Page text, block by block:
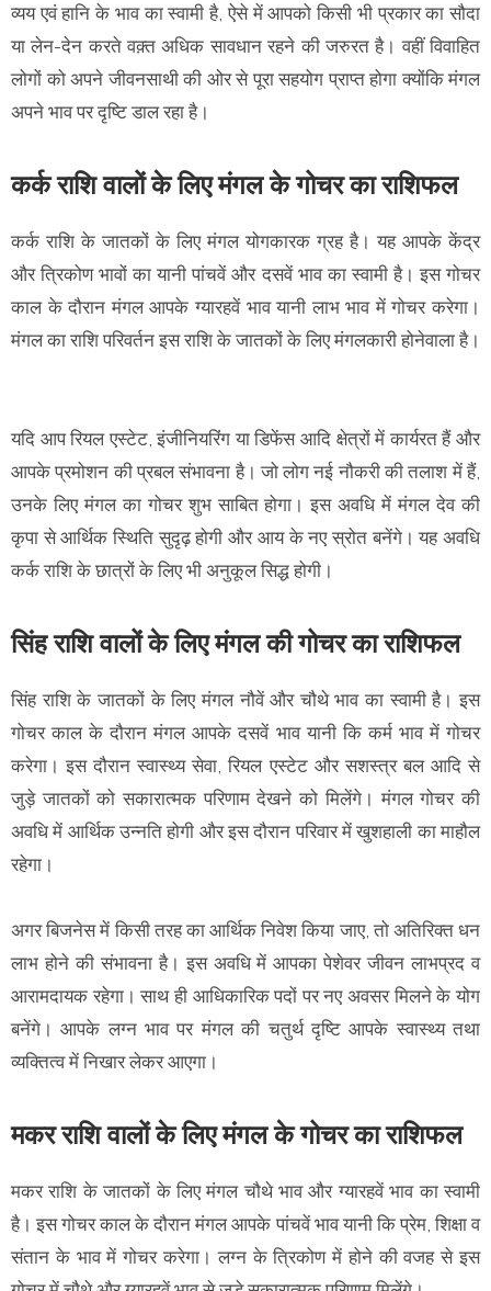
व्यय एवं हानि के भाव का स्वामी है, ऐसे में आपको किसी भी प्रकार का सौदा
या लेन-देन करते वक़्त अधिक सावधान रहने की जरुरत है। वहीं विवाहित
लोगों को अपने जीवनसाथी की ओर से पूरा सहयोग प्राप्त होगा क्योंकि मंगल
अपने भाव पर दृष्टि डाल रहा है।
कर्क राशि वालों के लिए मंगल के गोचर का राशिफल
कर्क राशि के जातकों के लिए मंगल योगकारक ग्रह है। यह आपके केंद्र
और त्रिकोण भावों का यानी पांचवें और दसवें भाव का स्वामी है। इस गोचर
काल के दौरान मंगल आपके ग्यारहवें भाव यानी लाभ भाव में गोचर करेगा।
मंगल का राशि परिवर्तन इस राशि के जातकों के लिए मंगलकारी होनेवाला है।
यदि आप रियल एस्टेट, इंजीनियरिंग या डिफेंस आदि क्षेत्रों में कार्यरत हैं और
आपके प्रमोशन की प्रबल संभावना है। जो लोग नई नौकरी की तलाश में हैं,
उनके लिए मंगल का गोचर शुभ साबित होगा। इस अवधि में मंगल देव की
कृपा से आर्थिक स्थिति सुदृढ़ होगी और आय के नए स्रोत बनेंगे। यह अवधि
कर्क राशि के छात्रों के लिए भी अनुकूल सिद्ध होगी।
सिंह राशि वालों के लिए मंगल की गोचर का राशिफल
सिंह राशि के जातकों के लिए मंगल नौवें और चौथे भाव का स्वामी है। इस
गोचर काल के दौरान मंगल आपके दसवें भाव यानी कि कर्म भाव में गोचर
करेगा। इस दौरान स्वास्थ्य सेवा, रियल एस्टेट और सशस्त्र बल आदि से
जुड़े जातकों को सकारात्मक परिणाम देखने को मिलेंगे। मंगल गोचर की
अवधि में आर्थिक उन्नति होगी और इस दौरान परिवार में खुशहाली का माहौल
रहेगा।
अगर बिजनेस में किसी तरह का आर्थिक निवेश किया जाए, तो अतिरिक्त धन
लाभ होने की संभावना है। इस अवधि में आपका पेशेवर जीवन लाभप्रद व
आरामदायक रहेगा। साथ ही आधिकारिक पदों पर नए अवसर मिलने के योग
बनेंगे। आपके लग्न भाव पर मंगल की चतुर्थ दृष्टि आपके स्वास्थ्य तथा
व्यक्तित्व में निखार लेकर आएगा।
मकर राशि वालों के लिए मंगल के गोचर का राशिफल
मकर राशि के जातकों के लिए मंगल चौथे भाव और ग्यारहवें भाव का स्वामी
है। इस गोचर काल के दौरान मंगल आपके पांचवें भाव यानी कि प्रेम, शिक्षा व
संतान के भाव में गोचर करेगा। लग्न के त्रिकोण में होने की वजह से इस